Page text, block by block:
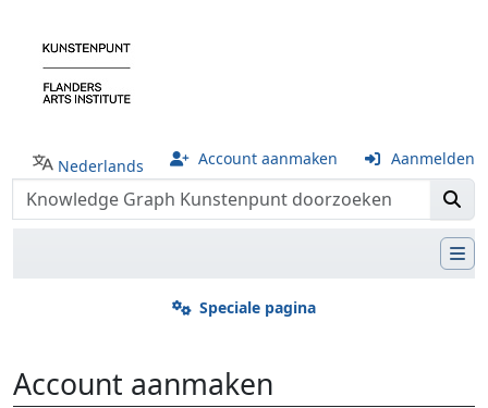
Nederlands Account aanmaken Aanmelden
Speciale pagina
Account aanmaken